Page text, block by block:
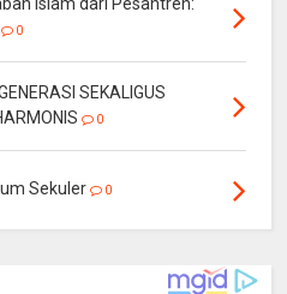
0
SEKALIGUS
0
Sekuler 0